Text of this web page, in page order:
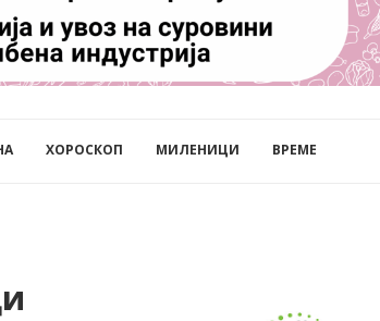
ХОРОСКОП МИЛЕНИЦИ ВРЕМЕ